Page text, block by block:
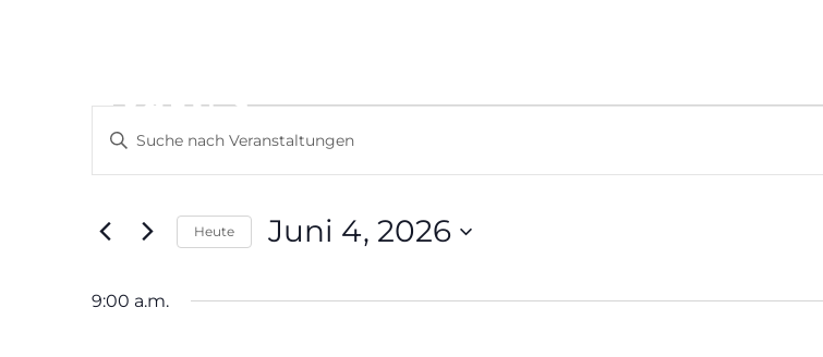
Veranstaltungen
für
Juni
4,
2026
Veranstaltungen
Suche
und
Navigation
Bitte
Schlüsselwort
eingeben.
nach
Heute Juni 4, 2026
9:00 a.m.